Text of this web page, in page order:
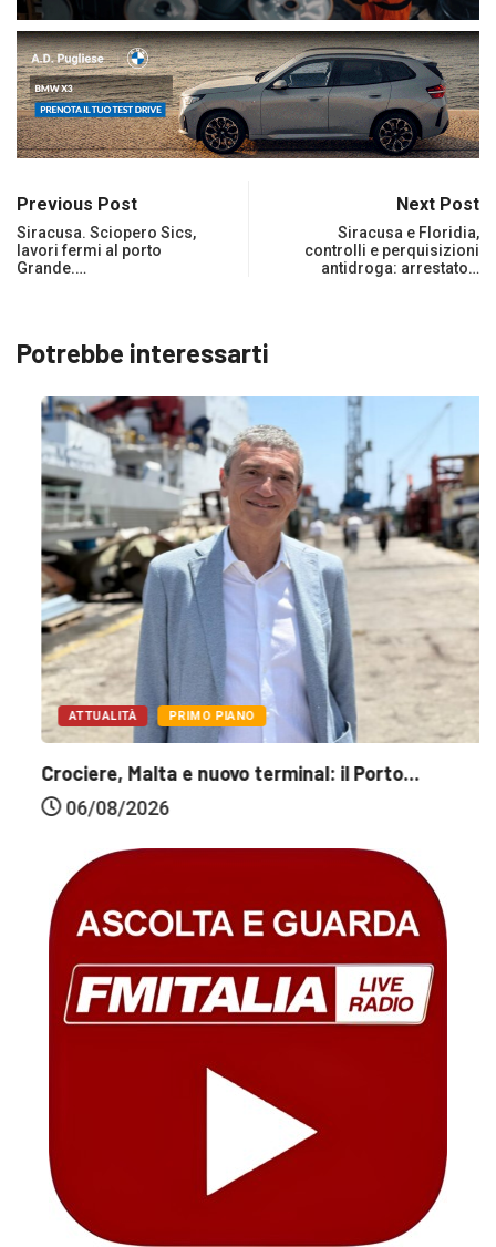
Previous Post
Siracusa. Sciopero Sics,
lavori fermi al porto
Grande.…
Next Post
Siracusa e Floridia,
controlli e perquisizioni
antidroga: arrestato…
Potrebbe interessarti
ATTUALITÀ PRIMO PIANO
Crociere, Malta e nuovo terminal: il Porto...
06/08/2026